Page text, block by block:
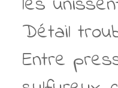
Détail
Entre